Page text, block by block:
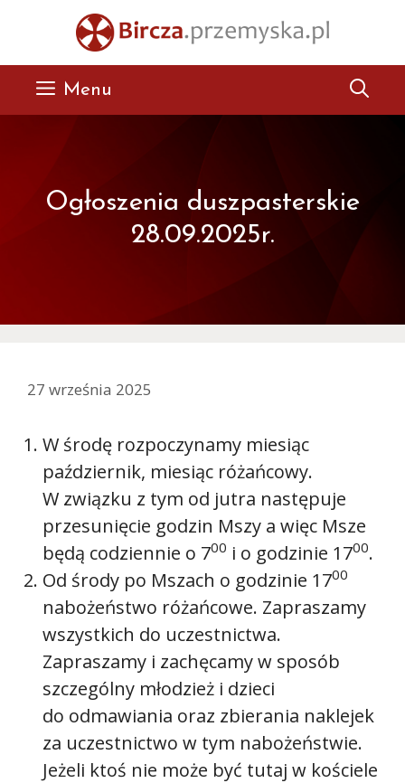
Menu
Ogłoszenia duszpasterskie
28.09.2025r.
27 września 2025
W środę rozpoczynamy miesiąc
październik, miesiąc różańcowy.
W związku z tym od jutra następuje
przesunięcie godzin Mszy a więc Msze
będą codziennie o 700 i o godzinie 1700.
Od środy po Mszach o godzinie 1700
nabożeństwo różańcowe. Zapraszamy
wszystkich do uczestnictwa.
Zapraszamy i zachęcamy w sposób
szczególny młodzież i dzieci
do odmawiania oraz zbierania naklejek
za uczestnictwo w tym nabożeństwie.
Jeżeli ktoś nie może być tutaj w kościele